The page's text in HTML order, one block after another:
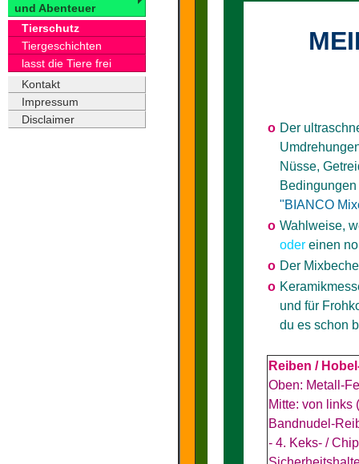
und Abenteuer
Tierschutz
Tiergeschichten
lasst die Tiere frei
Kontakt
Impressum
Disclaimer
o Der
Nüsse,
"BIANCO
o Wahlweise,
odereinen
o Der
o
und für
du es schon
Reiben /
Oben: Metall-
Mitte: von links
Bandnudel-
- 4. Keks- /